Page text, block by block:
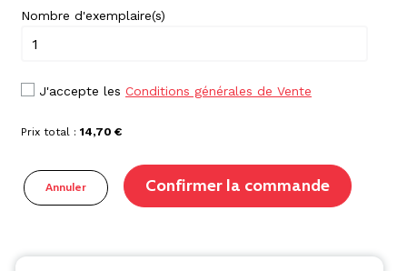
Nombre d'exemplaire(s)
J'accepte les Conditions générales de Vente
Prix total : 14,70 €
Annuler Confirmer la commande